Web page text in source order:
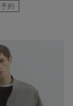
予約